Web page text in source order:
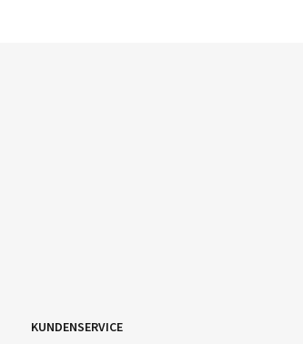
KUNDENSERVICE